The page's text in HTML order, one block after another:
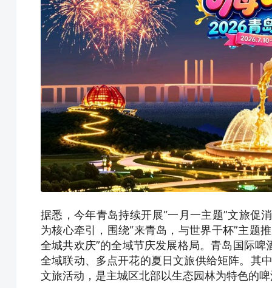
据悉，今年青岛持续开展“一月一主题”文旅促
为核心牵引，围绕“来青岛，与世界干杯”主题
全城共欢庆”的全域节庆发展格局。青岛国际
全域联动、多点开花的夏日文旅供给矩阵。其
文旅活动，是主城区北部以生态园林为特色的